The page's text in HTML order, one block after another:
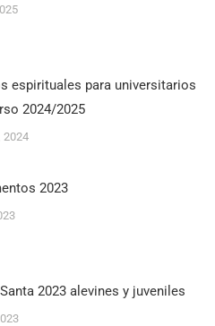
espirituales para universitarios
2024/2025
2024
2023
2023 alevines y juveniles